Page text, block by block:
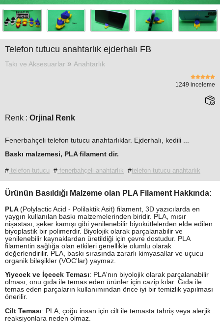
Örnekleri
»
Blog
»
Telefon tutucu anahtarlık ejderhalı FB
Takı ve Aksesuarlar » Anahtarlık
1249 inceleme
Renk : Orjinal Renk
Fenerbahçeli telefon tutucu anahtarlıklar. Ejderhalı, kedili ...
Baskı malzemesi, PLAfilament dir.
# telefon tutucu # fenerbahçeli anahtarlık #telefon tutucu anahtarlık
Ürünün Basıldığı Malzeme olan PLA Filament Hakkında:
PLA (Polylactic Acid - Polilaktik Asit) filament, 3D yazıcılarda en
yaygın kullanılan baskı malzemelerinden biridir. PLA, mısır
nişastası, şeker kamışı gibi yenilenebilir biyokütlelerden elde edilen
biyoplastik bir polimerdir. Biyolojik olarak parçalanabilir ve
yenilenebilir kaynaklardan üretildiği için çevre dostudur. PLA
filamentin sağlığa olan etkileri genellikle olumlu olarak
değerlendirilir. PLA, baskı sırasında zararlı kimyasallar ve uçucu
organik bileşikler (VOC'lar) yaymaz.
Yiyecek ve İçecek Teması: PLA'nın biyolojik olarak parçalanabilir
olması, onu gıda ile temas eden ürünler için cazip kılar. Gıda ile
temas eden parçaların kullanımından önce iyi bir temizlik yapılması
önerilir.
Cilt Teması: PLA, çoğu insan için cilt ile temasta tahriş veya alerjik
reaksiyonlara neden olmaz.